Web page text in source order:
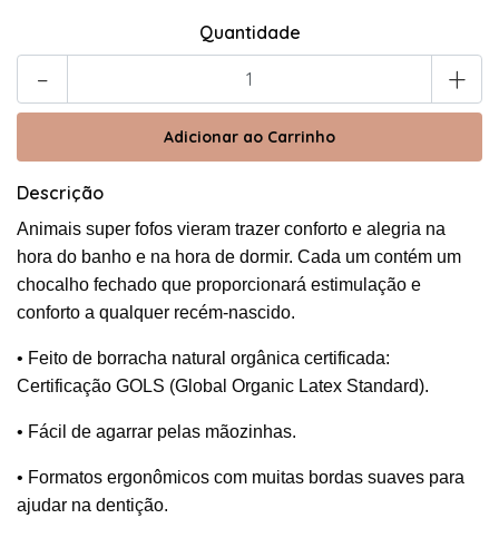
Quantidade
- +
Descrição
Animais super fofos vieram trazer conforto e alegria na
hora do banho e na hora de dormir. Cada um contém um
chocalho fechado que proporcionará estimulação e
conforto a qualquer recém-nascido.
• Feito de borracha natural orgânica certificada:
Certificação GOLS (Global Organic Latex Standard).
• Fácil de agarrar pelas mãozinhas.
• Formatos ergonômicos com muitas bordas suaves para
ajudar na dentição.